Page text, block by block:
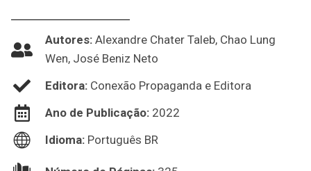
Autores: Alexandre Chater Taleb, Chao Lung
Wen, José Beniz Neto
Editora: Conexão Propaganda e Editora
Ano de Publicação: 2022
Idioma: Português BR